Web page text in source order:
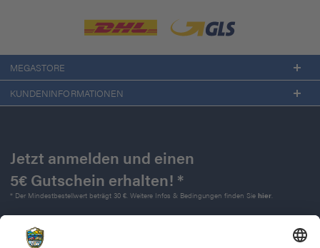
MEGASTORE
KUNDENINFORMATIONEN
Jetzt anmelden und einen
5€ Gutschein erhalten! *
* Der Mindestbestellwert beträgt 30 €. Weitere Infos & Bedingungen finden Sie hier.